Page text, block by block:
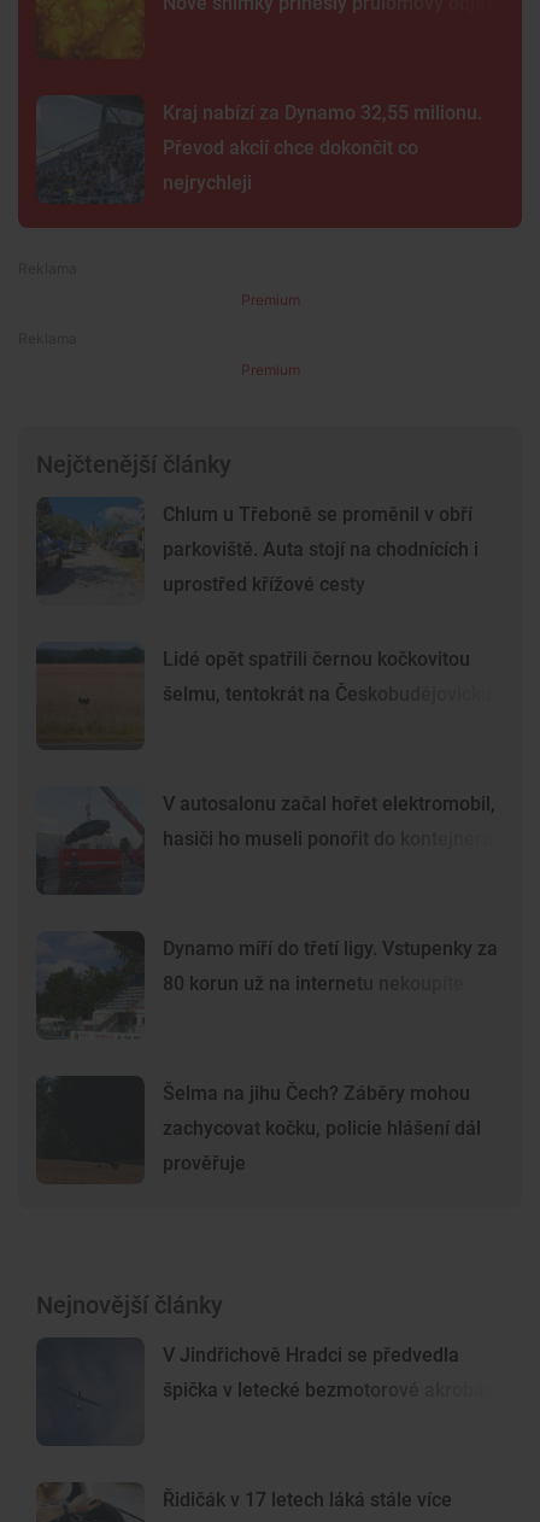
Kraj nabízí za Dynamo 32,55 milionu.
Převod akcií chce dokončit co
nejrychleji
Premium
Premium
Nejčtenější články
Chlum u Třeboně se proměnil v obří
parkoviště. Auta stojí na chodnících i
uprostřed křížové cesty
Lidé opět spatřili černou kočkovitou
šelmu, tentokrát na Českobudějovicku
V autosalonu začal hořet elektromobil,
hasiči ho museli ponořit do kontejneru
Dynamo míří do třetí ligy. Vstupenky za
80 korun už na internetu nekoupíte
Šelma na jihu Čech? Záběry mohou
zachycovat kočku, policie hlášení dál
prověřuje
Nejnovější články
V Jindřichově Hradci se předvedla
špička v letecké bezmotorové akrobacii
Řidičák v 17 letech láká stále více